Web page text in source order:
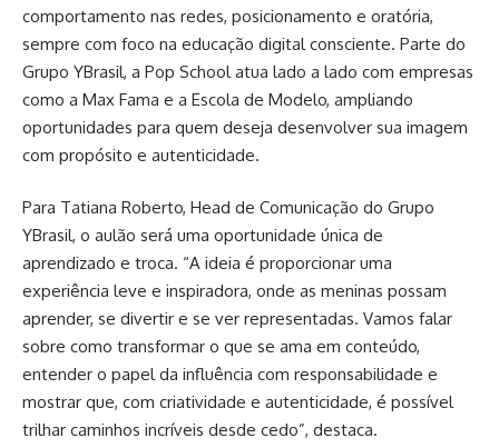
comportamento nas redes, posicionamento e oratória,
sempre com foco na educação digital consciente. Parte do
Grupo YBrasil, a Pop School atua lado a lado com empresas
como a Max Fama e a Escola de Modelo, ampliando
oportunidades para quem deseja desenvolver sua imagem
com propósito e autenticidade.
Para Tatiana Roberto, Head de Comunicação do Grupo
YBrasil, o aulão será uma oportunidade única de
aprendizado e troca. “A ideia é proporcionar uma
experiência leve e inspiradora, onde as meninas possam
aprender, se divertir e se ver representadas. Vamos falar
sobre como transformar o que se ama em conteúdo,
entender o papel da influência com responsabilidade e
mostrar que, com criatividade e autenticidade, é possível
trilhar caminhos incríveis desde cedo”, destaca.